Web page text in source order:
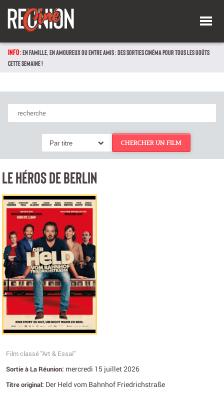
INFO :EN FAMILLE, EN AMOUREUX OU ENTRE AMIS : DES SORTIES CINÉMA POUR TOUS LES GOÛTS
CETTE SEMAINE !
Par titre CHERCHER UN FILM
LE HÉROS DE BERLIN
Film classé "Art & Essai"
Sortie à La Réunion: mercredi 15 juillet 2026
Titre original: Der Held vom Bahnhof Friedrichstraße